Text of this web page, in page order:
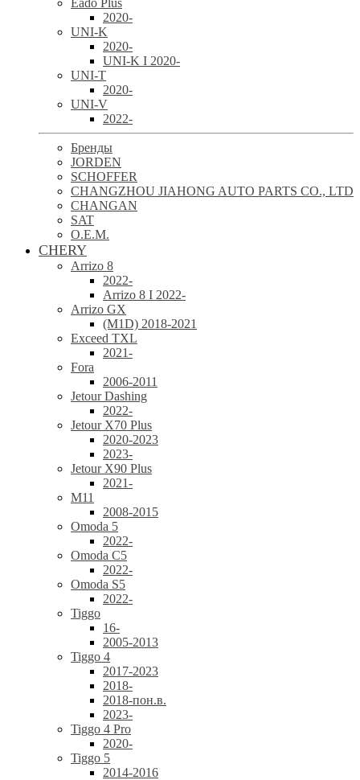
Eado Plus
2020-
UNI-K
2020-
UNI-K I 2020-
UNI-T
2020-
UNI-V
2022-
Бренды
JORDEN
SCHOFFER
CHANGZHOU JIAHONG AUTO PARTS CO., LTD
CHANGAN
SAT
O.E.M.
CHERY
Arrizo 8
2022-
Arrizo 8 I 2022-
Arrizo GX
(M1D) 2018-2021
Exceed TXL
2021-
Fora
2006-2011
Jetour Dashing
2022-
Jetour X70 Plus
2020-2023
2023-
Jetour X90 Plus
2021-
M11
2008-2015
Omoda 5
2022-
Omoda C5
2022-
Omoda S5
2022-
Tiggo
16-
2005-2013
Tiggo 4
2017-2023
2018-
2018-пон.в.
2023-
Tiggo 4 Pro
2020-
Tiggo 5
2014-2016